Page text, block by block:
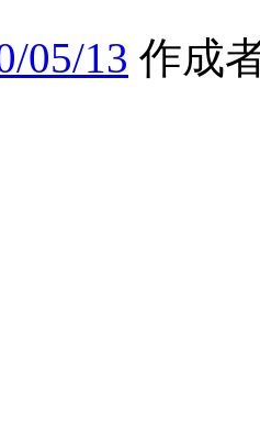
05/13 作成